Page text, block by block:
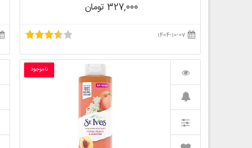
327,000 تومان
ناموجود